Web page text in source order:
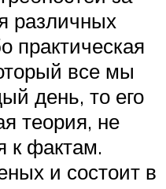
различных
практическая
все мы
день, то его
теория, не
к фактам.
и состоит в